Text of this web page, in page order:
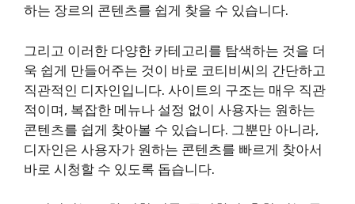
하는 장르의 콘텐츠를 쉽게 찾을 수 있습니다.
그리고 이러한 다양한 카테고리를 탐색하는 것을 더
욱 쉽게 만들어주는 것이 바로 코티비씨의 간단하고
직관적인 디자인입니다. 사이트의 구조는 매우 직관
적이며, 복잡한 메뉴나 설정 없이 사용자는 원하는
콘텐츠를 쉽게 찾아볼 수 있습니다. 그뿐만 아니라,
디자인은 사용자가 원하는 콘텐츠를 빠르게 찾아서
바로 시청할 수 있도록 돕습니다.